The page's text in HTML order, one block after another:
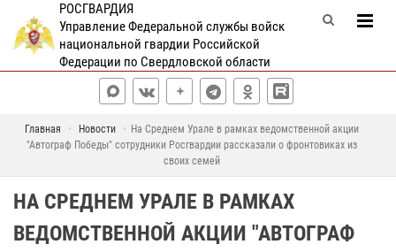
РОСГВАРДИЯ
Управление Федеральной службы войск
национальной гвардии Российской
Федерации по Свердловской области
Главная Новости
На Среднем Урале в рамках ведомственной акции
"Автограф Победы" сотрудники Росгвардии рассказали о фронтовиках из
своих семей
НА СРЕДНЕМ УРАЛЕ В РАМКАХ
ВЕДОМСТВЕННОЙ АКЦИИ "АВТОГРАФ